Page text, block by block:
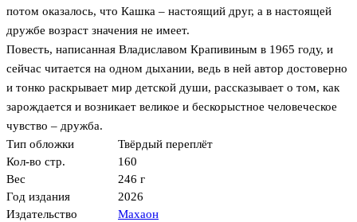
потом оказалось, что Кашка – настоящий друг, а в настоящей
дружбе возраст значения не имеет.
Повесть, написанная Владиславом Крапивиным в 1965 году, и
сейчас читается на одном дыхании, ведь в ней автор достоверно
и тонко раскрывает мир детской души, рассказывает о том, как
зарождается и возникает великое и бескорыстное человеческое
чувство – дружба.
Тип обложки
Твёрдый переплёт
Кол-во стр.
160
Вес
246 г
Год издания
2026
Издательство
Махаон